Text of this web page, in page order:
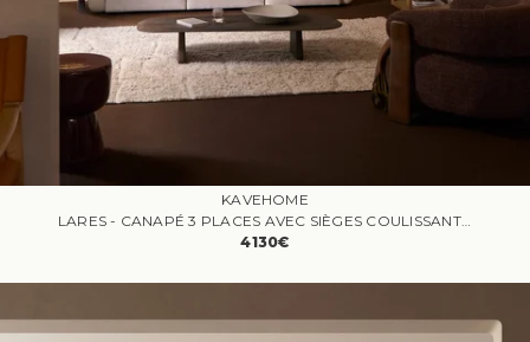
KAVEHOME
LARES - CANAPÉ 3 PLACES AVEC SIÈGES COULISSANTS ÉLECTRIQUES ET APPUI-TÊTE INCLINABLE
4130€